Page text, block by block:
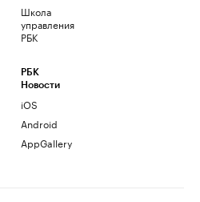
Школа
управления
РБК
РБК
Новости
iOS
Android
AppGallery